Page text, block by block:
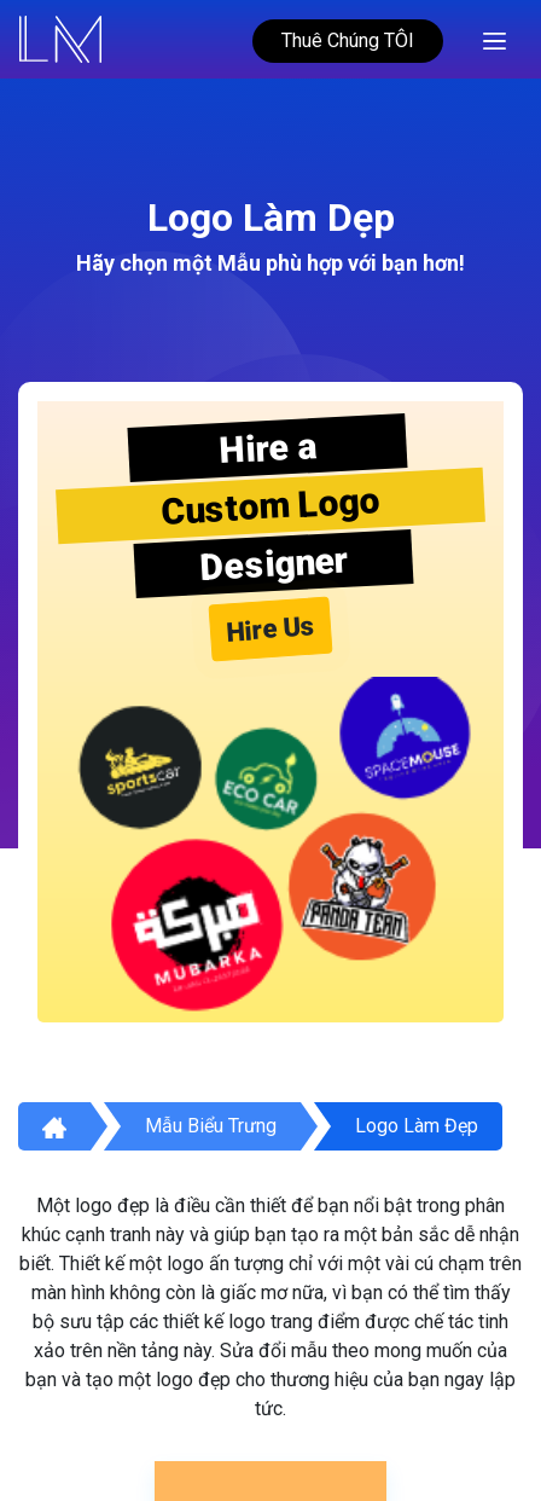
Thuê Chúng TÔI
Logo Làm Dẹp
Hãy chọn một Mẫu phù hợp với bạn hơn!
Hire a
Custom Logo
Designer
Hire Us
Mẫu Biểu Trưng Logo Làm Đẹp
Một logo đẹp là điều cần thiết để bạn nổi bật trong phân
khúc cạnh tranh này và giúp bạn tạo ra một bản sắc dễ nhận
biết. Thiết kế một logo ấn tượng chỉ với một vài cú chạm trên
màn hình không còn là giấc mơ nữa, vì bạn có thể tìm thấy
bộ sưu tập các thiết kế logo trang điểm được chế tác tinh
xảo trên nền tảng này. Sửa đổi mẫu theo mong muốn của
bạn và tạo một logo đẹp cho thương hiệu của bạn ngay lập
tức.